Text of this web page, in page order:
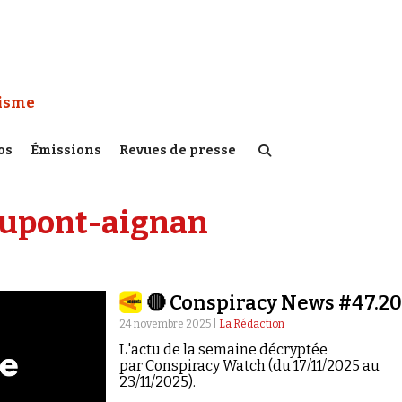
:
Émissions Revues de presse
aignan
🔴 Conspiracy News
24 novembre 2025 | La Rédaction
L'actu de la semaine décryptée
par Conspiracy Watch (du 17/11/2025 au
23/11/2025).